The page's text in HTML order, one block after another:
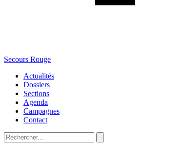
Secours Rouge
Actualités
Dossiers
Sections
Agenda
Campagnes
Contact